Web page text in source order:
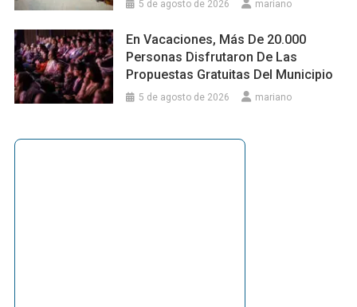
5 de agosto de 2026 mariano
En Vacaciones, Más De 20.000
Personas Disfrutaron De Las
Propuestas Gratuitas Del Municipio
5 de agosto de 2026 mariano